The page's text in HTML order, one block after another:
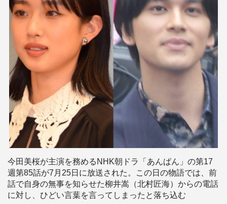
今田美桜が主演を務めるNHK朝ドラ「あんぱん」の第17
週第85話が7月25日に放送された。この日の物語では、前
話で自身の無事を知らせた柳井嵩（北村匠海）からの電話
に対し、ひどい言葉を言ってしまったと落ち込む